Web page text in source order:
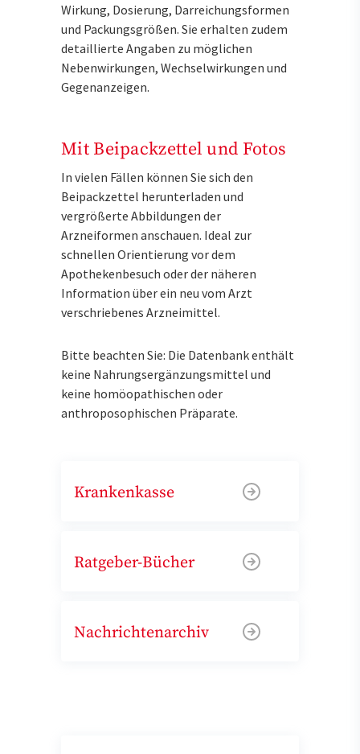
Wirkung, Dosierung, Darreichungsformen
und Packungsgrößen. Sie erhalten zudem
detaillierte Angaben zu möglichen
Nebenwirkungen, Wechselwirkungen und
Gegenanzeigen.
Mit Beipackzettel und Fotos
In vielen Fällen können Sie sich den
Beipackzettel herunterladen und
vergrößerte Abbildungen der
Arzneiformen anschauen. Ideal zur
schnellen Orientierung vor dem
Apothekenbesuch oder der näheren
Information über ein neu vom Arzt
verschriebenes Arzneimittel.
Bitte beachten Sie: Die Datenbank enthält
keine Nahrungsergänzungsmittel und
keine homöopathischen oder
anthroposophischen Präparate.
Krankenkasse
Ratgeber-Bücher
Nachrichtenarchiv